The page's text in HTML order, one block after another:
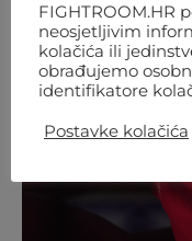
FIGHTROOM.HR
neosjetljivim
kolačića ili
obrađujemo
identifikatore
Postavke kolačića